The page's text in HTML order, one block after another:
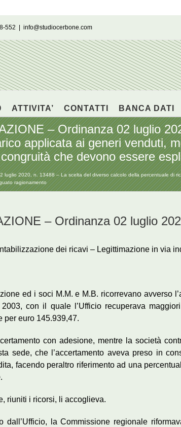
552 info@studiocerbone.com
ATTIVITA’ CONTATTI BANCA DATI
– Ordinanza 02 luglio
applicata ai generi venduti,
che devono essere
luglio 2020, n. 13488 – La scelta del diverso calcolo della percentuale
ragionamento
– Ordinanza 02 luglio
dei ricavi – Legittimazione in via
ed i soci M.M. e M.B. ricorrevano avverso
2003, con il quale l’Ufficio recuperava
per euro 145.939,47.
con adesione, mentre la società
sede, che l’accertamento aveva preso in
facendo peraltro riferimento ad una
riuniti i ricorsi, li accoglieva.
dall’Ufficio, la Commissione regionale